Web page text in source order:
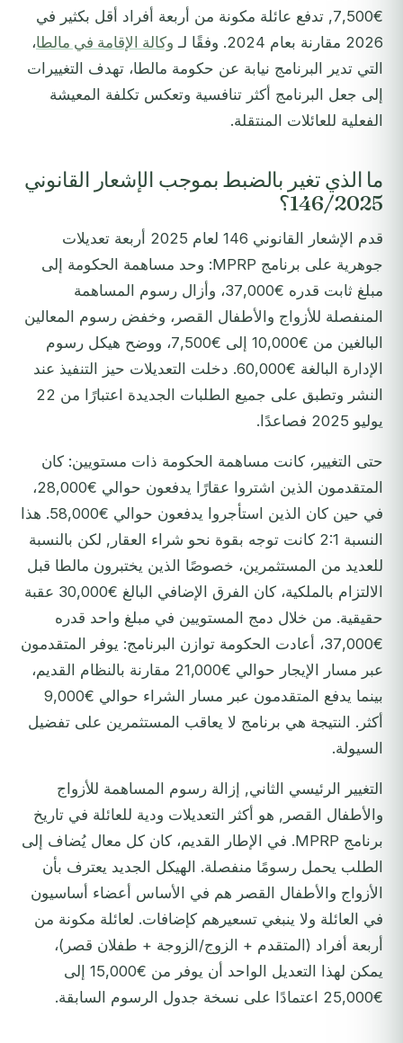
€7,500, تدفع عائلة مكونة من أربعة أفراد أقل بكثير في
2026 مقارنة بعام 2024. وفقًا لـ
وكالة الإقامة في مالطا،
التي تدير البرنامج نيابة عن حكومة مالطا، تهدف التغييرات
إلى جعل البرنامج أكثر تنافسية وتعكس تكلفة المعيشة
الفعلية للعائلات المنتقلة.
ما الذي تغير بالضبط بموجب الإشعار القانوني
146/2025؟
قدم الإشعار القانوني 146 لعام 2025 أربعة تعديلات
جوهرية على برنامج MPRP: وحد مساهمة الحكومة إلى
مبلغ ثابت قدره €37,000، وأزال رسوم المساهمة
المنفصلة للأزواج والأطفال القصر، وخفض رسوم المعالين
البالغين من €10,000 إلى €7,500، ووضح هيكل رسوم
الإدارة البالغة €60,000. دخلت التعديلات حيز التنفيذ عند
النشر وتطبق على جميع الطلبات الجديدة اعتبارًا من 22
يوليو 2025 فصاعدًا.
حتى التغيير، كانت مساهمة الحكومة ذات مستويين: كان
المتقدمون الذين اشتروا عقارًا يدفعون حوالي €28,000،
في حين كان الذين استأجروا يدفعون حوالي €58,000. هذا
النسبة 2:1 كانت توجه بقوة نحو شراء العقار, لكن بالنسبة
للعديد من المستثمرين، خصوصًا الذين يختبرون مالطا قبل
الالتزام بالملكية، كان الفرق الإضافي البالغ €30,000 عقبة
حقيقية. من خلال دمج المستويين في مبلغ واحد قدره
€37,000، أعادت الحكومة توازن البرنامج: يوفر المتقدمون
عبر مسار الإيجار حوالي €21,000 مقارنة بالنظام القديم،
بينما يدفع المتقدمون عبر مسار الشراء حوالي €9,000
أكثر. النتيجة هي برنامج لا يعاقب المستثمرين على تفضيل
السيولة.
التغيير الرئيسي الثاني, إزالة رسوم المساهمة للأزواج
والأطفال القصر, هو أكثر التعديلات ودية للعائلة في تاريخ
برنامج MPRP. في الإطار القديم، كان كل معال يُضاف إلى
الطلب يحمل رسومًا منفصلة. الهيكل الجديد يعترف بأن
الأزواج والأطفال القصر هم في الأساس أعضاء أساسيون
في العائلة ولا ينبغي تسعيرهم كإضافات. لعائلة مكونة من
أربعة أفراد (المتقدم + الزوج/الزوجة + طفلان قصر)،
يمكن لهذا التعديل الواحد أن يوفر من €15,000 إلى
€25,000 اعتمادًا على نسخة جدول الرسوم السابقة.